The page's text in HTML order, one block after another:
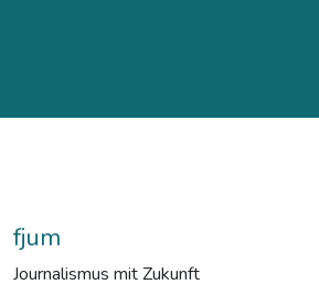
fjum
Journalismus mit Zukunft